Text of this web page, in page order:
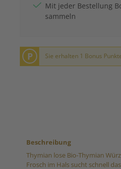
Mit jeder Bestellung
sammeln
P Sie erhalten 1 Bonus
Beschreibung
Thymian lose Bio-Thymian
Frosch im Hals sucht schnell